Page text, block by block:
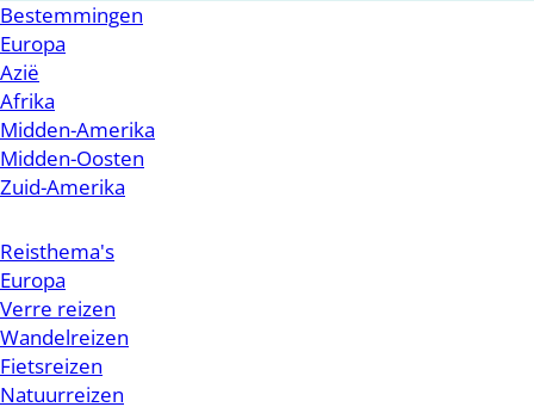
Bestemmingen
Europa
Azië
Afrika
Midden-Amerika
Midden-Oosten
Zuid-Amerika
Reisthema's
Europa
Verre reizen
Wandelreizen
Fietsreizen
Natuurreizen